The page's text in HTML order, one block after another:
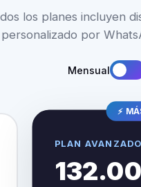
los planes incluyen
personalizado por
Mensual
⚡
PLAN AVANZADO